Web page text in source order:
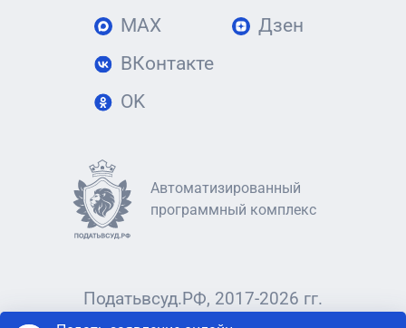
MAX
ВКонтакте
OK
Дзен
Автоматизированный
программный комплекс
Податьвсуд.РФ, 2017-2026 гг.